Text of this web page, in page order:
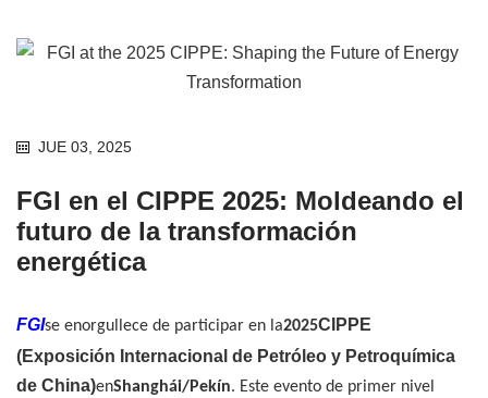
JUE 03, 2025
FGI en el CIPPE 2025: Moldeando el
futuro de la transformación
energética
FGIse enorgullece de participar en la2025CIPPE
(Exposición Internacional de Petróleo y Petroquímica
de China)enShanghái/Pekín. Este evento de primer nivel